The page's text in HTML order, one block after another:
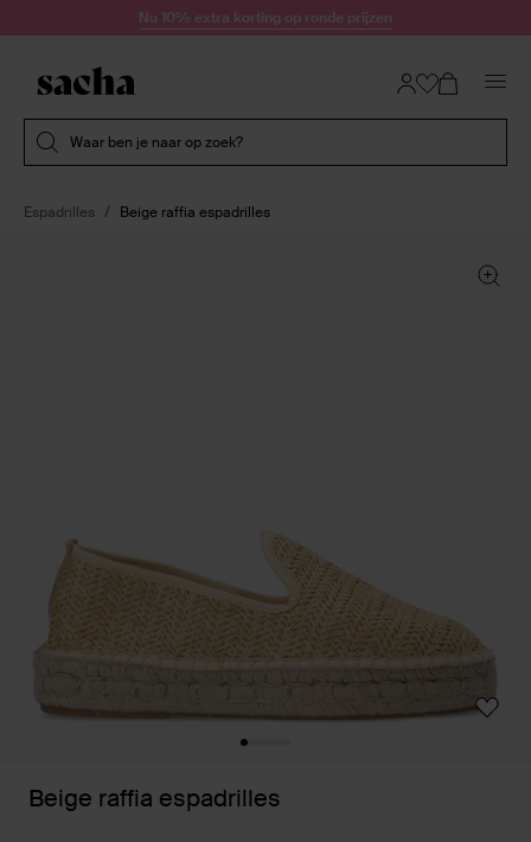
Doorgaan naar artikelNu 10% extra korting op ronde prijzen
Waar ben je naar op zoek?
Espadrilles Beige raffia espadrilles
Beige raffia espadrilles